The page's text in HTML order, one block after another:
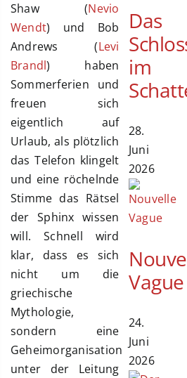
Shaw (Nevio
Wendt) und Bob
Andrews (Levi
Brandl) haben
Sommerferien und
freuen sich
eigentlich auf
Urlaub, als plötzlich
das Telefon klingelt
und eine röchelnde
Stimme das Rätsel
der Sphinx wissen
will. Schnell wird
klar, dass es sich
nicht um die
griechische
Mythologie,
sondern eine
Geheimorganisation
unter der Leitung
Das
im
28.
Juni
2026
Vague
24.
Juni
2026